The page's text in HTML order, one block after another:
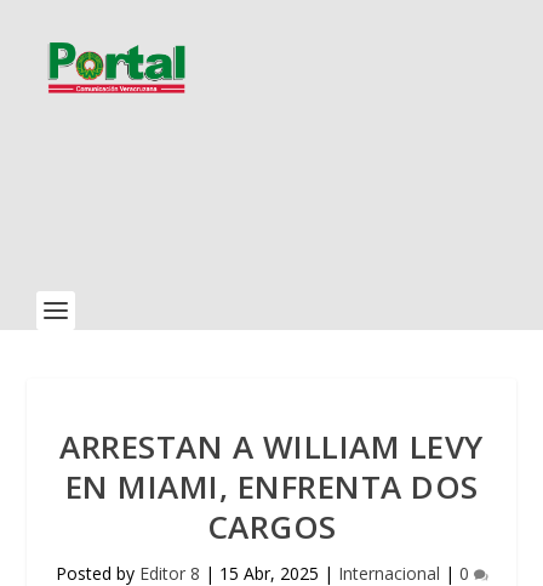
ARRESTAN A WILLIAM LEVY
EN MIAMI, ENFRENTA DOS
CARGOS
Posted by Editor 8 | 15 Abr, 2025 | Internacional | 0